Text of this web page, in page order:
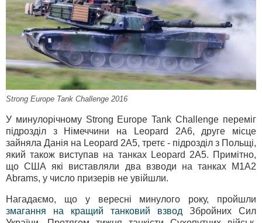
Strong Europe Tank Challenge 2016
У минулорічному Strong Europe Tank Challenge переміг
підрозділ з Німеччини на Leopard 2A6, друге місце
зайняла Данія на Leopard 2А5, третє - підрозділ з Польщі,
який також виступав на танках Leopard 2А5. Примітно,
що США які виставляли два взводи на танках M1A2
Abrams, у число призерів не увійшли.
Нагадаємо, що у вересні минулого року, пройшли
змагання на кращий танковий взвод Збройних Сил